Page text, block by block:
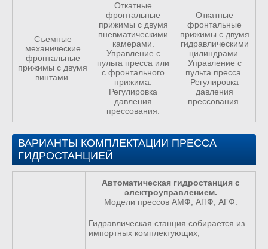
Съемные
механические
фронтальные
прижимы с двумя
винтами.
Откатные
фронтальные
прижимы с двумя
пневматическими
камерами.
Управление с
пульта пресса или
с фронтального
прижима.
Регулировка
давления
прессования.
Откатные
фронтальные
прижимы с двумя
гидравлическими
цилиндрами.
Управление с
пульта пресса.
Регулировка
давления
прессования.
ВАРИАНТЫ КОМПЛЕКТАЦИИ ПРЕССА
ГИДРОСТАНЦИЕЙ
Автоматическая гидростанция с
электроуправлением.
Модели прессов АМФ, АПФ, АГФ.
Гидравлическая станция собирается из
импортных комплектующих;